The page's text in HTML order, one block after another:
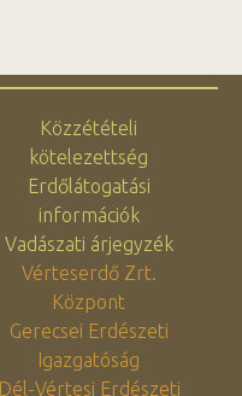
Közzétételi
kötelezettség
Erdőlátogatási
információk
Vadászati árjegyzék
Vérteserdő Zrt.
Központ
Gerecsei Erdészeti
Igazgatóság
Dél-Vértesi Erdészeti